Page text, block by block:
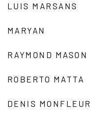
LUIS MARSANS
MARYAN
RAYMOND MASON
ROBERTO MATTA
DENIS MONFLEUR